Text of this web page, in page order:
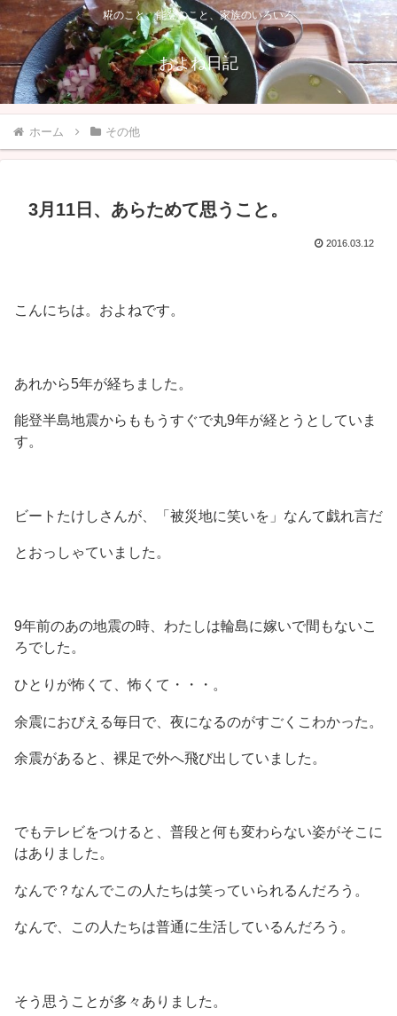
糀のこと、能登のこと、家族のいろいろ
およね日記
ホーム その他
3月11日、あらためて思うこと。
2016.03.12
こんにちは。およねです。
あれから5年が経ちました。
能登半島地震からももうすぐで丸9年が経とうとしていま
す。
ビートたけしさんが、「被災地に笑いを」なんて戯れ言だ
とおっしゃていました。
9年前のあの地震の時、わたしは輪島に嫁いで間もないこ
ろでした。
ひとりが怖くて、怖くて・・・。
余震におびえる毎日で、夜になるのがすごくこわかった。
余震があると、裸足で外へ飛び出していました。
でもテレビをつけると、普段と何も変わらない姿がそこに
はありました。
なんで？なんでこの人たちは笑っていられるんだろう。
なんで、この人たちは普通に生活しているんだろう。
そう思うことが多々ありました。